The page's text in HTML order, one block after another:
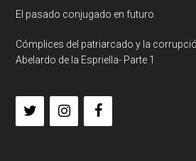
El pasado conjugado en futuro
Cómplices del patriarcado y la
Abelardo de la Espriella- Parte 1